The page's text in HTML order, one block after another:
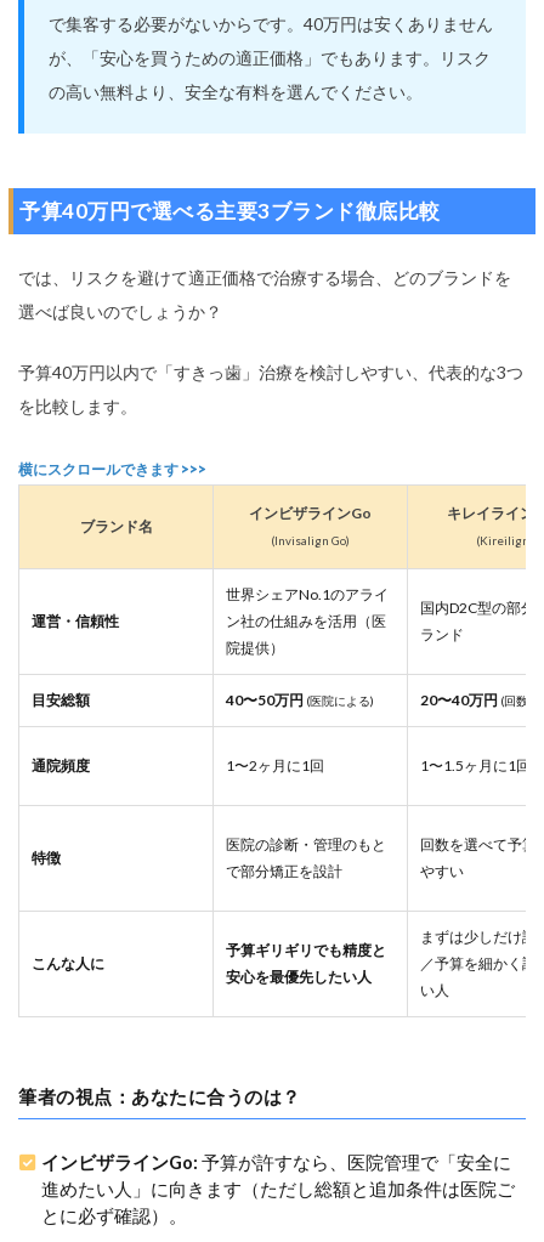
で集客する必要がないからです。40万円は安くありません
が、「安心を買うための適正価格」でもあります。リスク
の高い無料より、安全な有料を選んでください。
予算40万円で選べる主要3ブランド徹底比較
では、リスクを避けて適正価格で治療する場合、どのブランドを
選べば良いのでしょうか？
予算40万円以内で「すきっ歯」治療を検討しやすい、代表的な3つ
を比較します。
ブランド名
インビザラインGo
(Invisalign Go)
キレイライン
(Kireilign)
運営・信頼性
世界シェアNo.1のアライ
ン社の仕組みを活用（医
院提供）
国内D2C型の部分
ランド
目安総額 40〜50万円 (医院による) 20〜40万円 (回数に
通院頻度 1〜2ヶ月に1回 1〜1.5ヶ月に1回
特徴
医院の診断・管理のもと
で部分矯正を設計
回数を選べて予算
やすい
こんな人に
予算ギリギリでも精度と
安心を最優先したい人
まずは少しだけ試
／予算を細かく調
い人
筆者の視点：あなたに合うのは？
インビザラインGo: 予算が許すなら、医院管理で「安全に
進めたい人」に向きます（ただし総額と追加条件は医院ご
とに必ず確認）。